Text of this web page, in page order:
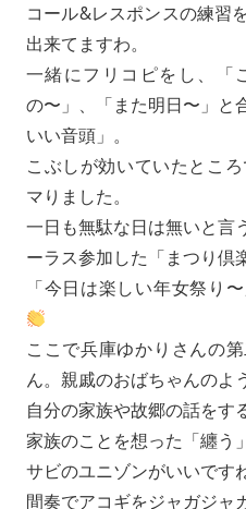
コール&レスポンスの練習
出来てますわ。
一緒にフリコピをし、「
の〜」、「また明日〜」と
いい音頭」。
こぶしが効いていたとこ
マりました。
一日も無駄な日は無いと言
ーラス参加した「まつり倶
「今日は楽しい年女祭り
ここで兵庫ゆかりさんの
ん。親戚のおばちゃんのよ
自分の家族や故郷の話をす
家族のことを想った「纏う
サビのユニゾンがいいですね
間奏でアコギをジャガジャ